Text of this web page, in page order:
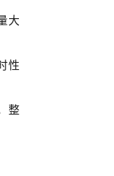
大
性
整